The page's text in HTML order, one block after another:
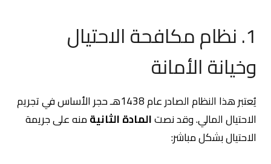
1. نظام مكافحة الاحتيال
وخيانة الأمانة
يُعتبر هذا النظام الصادر عام 1438هـ حجر الأساس في تجريم
الاحتيال المالي. وقد نصتالمادة الثانيةمنه على جريمة
الاحتيال بشكل مباشر: